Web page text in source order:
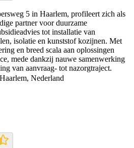
5 in Haarlem, profileert zich als
partner voor duurzame
tot installatie van
isolatie en kunststof kozijnen. Met
en breed scala aan oplossingen
mede dankzij nauwe samenwerking
van aanvraag- tot nazorgtraject.
Nederland